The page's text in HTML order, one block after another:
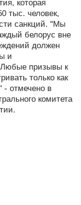
которая
тыс. человек,
санкций. "Мы
белорус вне
должен
и
Любые призывы к
только как
- отмечено в
комитета